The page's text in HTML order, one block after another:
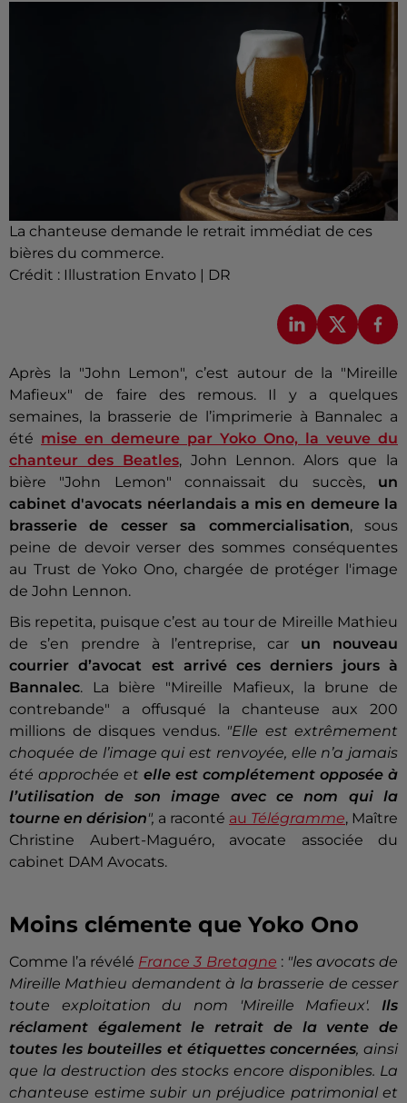
La chanteuse demande le retrait immédiat de ces
bières du commerce.
Crédit : Illustration Envato | DR
Après la "John Lemon", c’est autour de la "Mireille
Mafieux" de faire des remous. Il y a quelques
semaines, la brasserie de l’imprimerie à Bannalec a
été mise en demeure par Yoko Ono, la veuve du
chanteur des Beatles, John Lennon. Alors que la
bière "John Lemon" connaissait du succès,un
cabinet d'avocats néerlandais a mis en demeure la
brasserie de cesser sa commercialisation, sous
peine de devoir verser des sommes conséquentes
au Trust de Yoko Ono, chargée de protéger l'image
de John Lennon.
Bis repetita, puisque c’est au tour de Mireille Mathieu
de s’en prendre à l’entreprise, car un nouveau
courrier d’avocat est arrivé ces derniers jours à
Bannalec. La bière "Mireille Mafieux, la brune de
contrebande" a offusqué la chanteuse aux 200
millions de disques vendus. "Elle est extrêmement
choquée de l’image qui est renvoyée, elle n’a jamais
été approchée et elle est complétement opposée à
l’utilisation de son image avec ce nom qui la
tourne en dérision", a raconté au Télégramme, Maître
Christine Aubert-Maguéro, avocate associée du
cabinet DAM Avocats.
Moins clémente que Yoko Ono
Comme l’a révélé France 3 Bretagne : "les avocats de
Mireille Mathieu demandent à la brasserie de cesser
toute exploitation du nom 'Mireille Mafieux'. Ils
réclament également le retrait de la vente de
toutes les bouteilles et étiquettes concernées, ainsi
que la destruction des stocks encore disponibles. La
chanteuse estime subir un préjudice patrimonial et